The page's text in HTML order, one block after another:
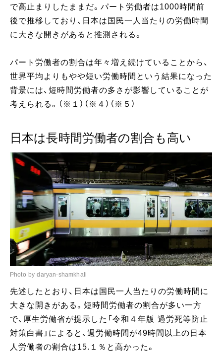
で高止まりしたままだ。パート労働者は1000時間前
後で推移しており、日本は国民一人当たりの労働時間
に大きな開きがあると推測される。
パート労働者の割合は年々増え続けていることから、
世界平均よりもやや短い労働時間という結果になった
背景には、短時間労働者の多さが影響していることが
考えられる。（※１）（※４）（※５）
日本は長時間労働者の割合も高い
Photo by daryan-shamkhali
先述したとおり、日本は国民一人当たりの労働時間に
大きな開きがある。短時間労働者の割合が多い一方
で、厚生労働省が提示した「令和４年版 過労死等防止
対策白書」によると、週労働時間が49時間以上の日本
人労働者の割合は15.１％と高かった。